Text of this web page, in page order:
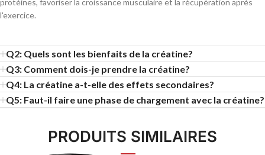
protéines, favoriser la croissance musculaire et la récupération après
l'exercice.
Q2: Quels sont les bienfaits de la créatine?
Q3: Comment dois-je prendre la créatine?
Q4: La créatine a-t-elle des effets secondaires?
Q5: Faut-il faire une phase de chargement avec la créatine?
PRODUITS SIMILAIRES